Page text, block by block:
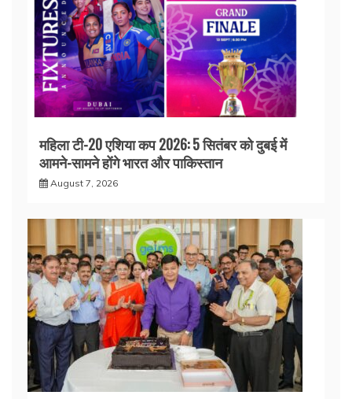
महिला टी-20 एशिया कप 2026: 5 सितंबर को दुबई में
आमने-सामने होंगे भारत और पाकिस्तान
August 7, 2026